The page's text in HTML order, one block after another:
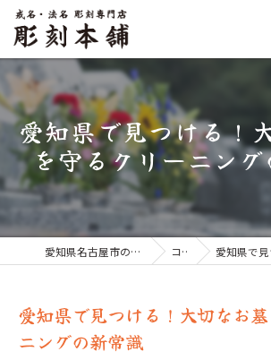
愛知県で見つける！
を守るクリーニン
愛知県名古屋市のお墓なら彫刻本舗 コラム 愛知県で見つける！
愛知県で見つける！大切なお
ニングの新常識